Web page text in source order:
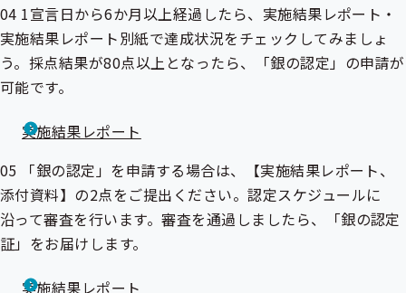
04 1宣言日から6か月以上経過したら、実施結果レポート・
実施結果レポート別紙で達成状況をチェックしてみましょ
う。採点結果が80点以上となったら、「銀の認定」の申請が
可能です。
実施結果レポート
05 「銀の認定」を申請する場合は、【実施結果レポート、
添付資料】の2点をご提出ください。認定スケジュールに
沿って審査を行います。審査を通過しましたら、「銀の認定
証」をお届けします。
実施結果レポート